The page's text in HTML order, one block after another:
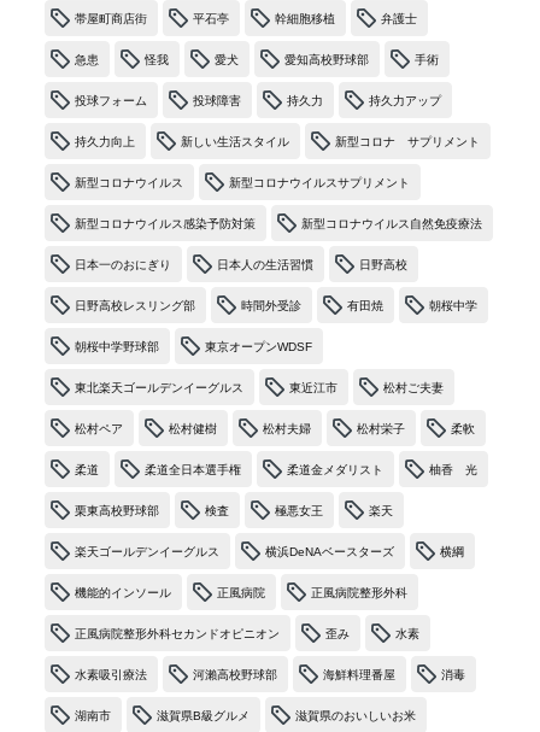
帯屋町商店街 平石亭 幹細胞移植 弁護士
急患 怪我 愛犬 愛知高校野球部 手術
投球フォーム 投球障害 持久力 持久力アップ
持久力向上 新しい生活スタイル 新型コロナ サプリメント
新型コロナウイルス 新型コロナウイルスサプリメント
新型コロナウイルス感染予防対策 新型コロナウイルス自然免疫療法
日本一のおにぎり 日本人の生活習慣 日野高校
日野高校レスリング部 時間外受診 有田焼 朝桜中学
朝桜中学野球部 東京オープンWDSF
東北楽天ゴールデンイーグルス 東近江市 松村ご夫妻
松村ペア 松村健樹 松村夫婦 松村栄子 柔軟
柔道 柔道全日本選手権 柔道金メダリスト 柚香 光
栗東高校野球部 検査 極悪女王 楽天
楽天ゴールデンイーグルス 横浜DeNAベースターズ 横綱
機能的インソール 正風病院 正風病院整形外科
正風病院整形外科セカンドオピニオン 歪み 水素
水素吸引療法 河瀨高校野球部 海鮮料理番屋 消毒
湖南市 滋賀県B級グルメ 滋賀県のおいしいお米